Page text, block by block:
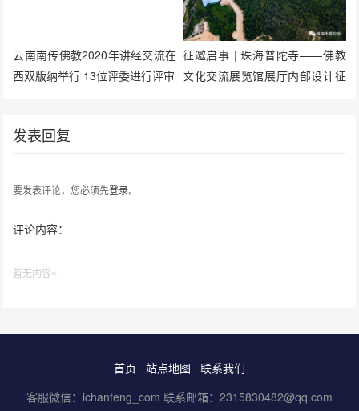
云南南传佛教2020年讲经交流在
西双版纳举行 13位评委进行评审
征邀启事 | 珠海普陀寺——佛教
文化交流展览馆展厅内部设计征
发表回复
要发表评论，您必须先登录。
评论内容：
暂无内容~
首页 站点地图
联系我们
客服微信：ichanfeng_com 联系邮箱：2315830482@qq.com